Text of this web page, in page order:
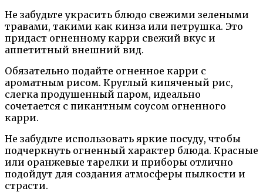
Не забудьте украсить блюдо свежими зелеными
травами, такими как кинза или петрушка. Это
придаст огненному карри свежий вкус и
аппетитный внешний вид.
Обязательно подайте огненное карри с
ароматным рисом. Круглый кипяченый рис,
слегка продушенный паром, идеально
сочетается с пикантным соусом огненного
карри.
Не забудьте использовать яркие посуду, чтобы
подчеркнуть огненный характер блюда. Красные
или оранжевые тарелки и приборы отлично
подойдут для создания атмосферы пылкости и
страсти.